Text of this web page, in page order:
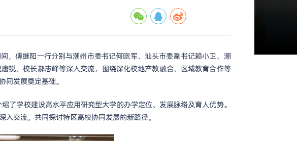
，傅继阳一行分别与潮州市委书记何晓军、汕头市委副书记赖小卫、潮
锐、校长郝志峰等深入交流，围绕深化校地产教融合、区域教育合作等
发展奠定基础。
了学校建设高水平应用研究型大学的办学定位、发展脉络及育人优势。
交流，共同探讨特区高校协同发展的新路径。